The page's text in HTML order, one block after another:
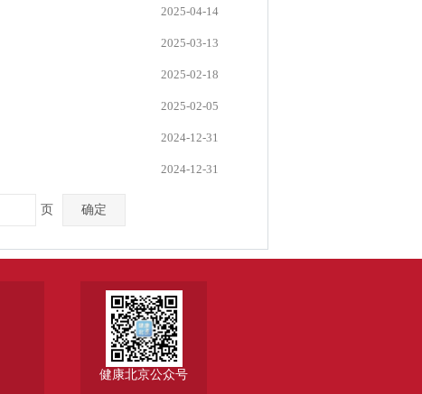
2025-04-14
2025-03-13
2025-02-18
2025-02-05
2024-12-31
2024-12-31
页 确定
健康北京公众号